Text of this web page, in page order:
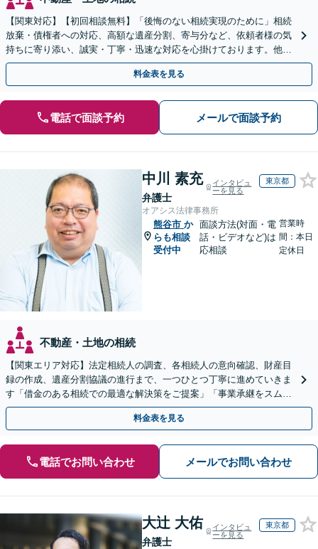
【関東対応】【初回相談無料】「後悔のない相続実現のために」相続
放棄・債権者への対応、高額な遺産分割、寄与分など、依頼者様の気
持ちに寄り添い、誠実・丁寧・迅速な対応を心掛けております。他士
業とも連携し円滑な相続を目指します【夜間相談可】
料金表を見る
電話で面談予約 メールで面談予約
中川 素充
弁護士
インタビュ
ーを見る
東京都
オアシス法律事務所
熊谷市 か
らも相談
受付中
面談方法(対面・電
話・ビデオなど)は
応相談
営業時
間：本日
定休日
不動産・土地の相続
【関東エリア対応】法定相続人の調査、各相続人の意向確認、財産目
録の作成、遺産分割協議の進行まで、一つひとつ丁寧に進めていきま
す「借金のある相続での最適な解決策をご提案」「事業承継をスムー
ズに進めるサポート／業種特有の課題にも柔軟に対応」
料金表を見る
電話でお問い合わせ メールでお問い合わせ
大辻 大佑
弁護士
インタビュ
ーを見る
東京都